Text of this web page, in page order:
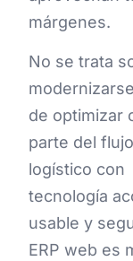
márgenes.
No se trata
de optimizar
parte del flujo
logístico con
tecnología
usable y
ERP web es